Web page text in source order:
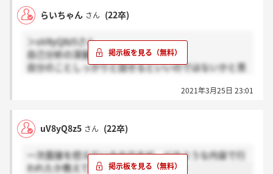
らいちゃん さん (22卒)
＞uV8yQ8z5さん
自己分析の深掘りという感じです！
自分のことしっかりと話せるといいのではないかと思
2021年3月25日 23:01
uV8yQ8z5 さん (22卒)
一次面接を控えているのですが、どのような内容で行
われたか教えていただきたいです！！！